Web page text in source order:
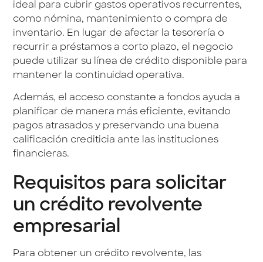
ideal para cubrir gastos operativos recurrentes,
como nómina, mantenimiento o compra de
inventario. En lugar de afectar la tesorería o
recurrir a préstamos a corto plazo, el negocio
puede utilizar su línea de crédito disponible para
mantener la continuidad operativa.
Además, el acceso constante a fondos ayuda a
planificar de manera más eficiente, evitando
pagos atrasados y preservando una buena
calificación crediticia ante las instituciones
financieras.
Requisitos para solicitar
un crédito revolvente
empresarial
Para obtener un crédito revolvente, las